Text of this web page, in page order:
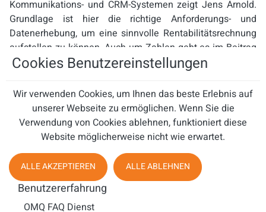
Kommunikations- und CRM-Systemen zeigt Jens Arnold.
Grundlage ist hier die richtige Anforderungs- und
Datenerhebung, um eine sinnvolle Rentabilitätsrechnung
aufstellen zu können. Auch um Zahlen geht es im Beitrag
von Ludger Strom mit dem Titel „Check your Perfomance
Das Social Media hat das Verhalten der Konsumenten
verändert, erlebt jeder am eigenen Leib. Welche
Auswirkungen das aber für Contactcenter hat und haben
wird, zeigt Peter Samuelsen. Nicht nur die Technik muss
sich ändern. Auch die Anforderungen an die Mitarbeiter im
Contactcenter werden umgekrempelt.
Dem störenden Kunden im Servicecenter geht Markus
Cookies Benutzereinstellungen
Wir verwenden Cookies, um Ihnen das beste Erlebnis auf
unserer Webseite zu ermöglichen. Wenn Sie die
Verwendung von Cookies ablehnen, funktioniert diese
Website möglicherweise nicht wie erwartet.
ALLE AKZEPTIEREN ALLE ABLEHNEN
Benutzererfahrung
OMQ FAQ Dienst